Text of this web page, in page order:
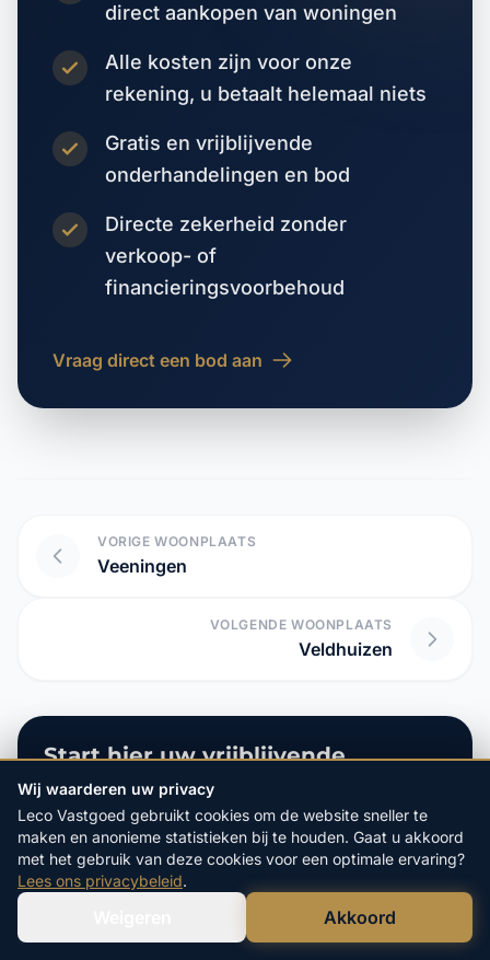
direct aankopen van woningen
Alle kosten zijn voor onze
rekening, u betaalt helemaal niets
Gratis en vrijblijvende
onderhandelingen en bod
Directe zekerheid zonder
verkoop- of
financieringsvoorbehoud
Vraag direct een bod aan
VORIGE WOONPLAATS
Veeningen
VOLGENDE WOONPLAATS
Veldhuizen
Start hier uw vrijblijvende
aanvraag:
4.9/5op Google
20+ Jaar Ervaring
100% Veilige Verkoop
Bel Ons Direct
Wij waarderen uw privacy
Leco Vastgoed gebruikt cookies om de website sneller te
maken en anonieme statistieken bij te houden. Gaat u akkoord
met het gebruik van deze cookies voor een optimale ervaring?
Lees ons privacybeleid.
Akkoord